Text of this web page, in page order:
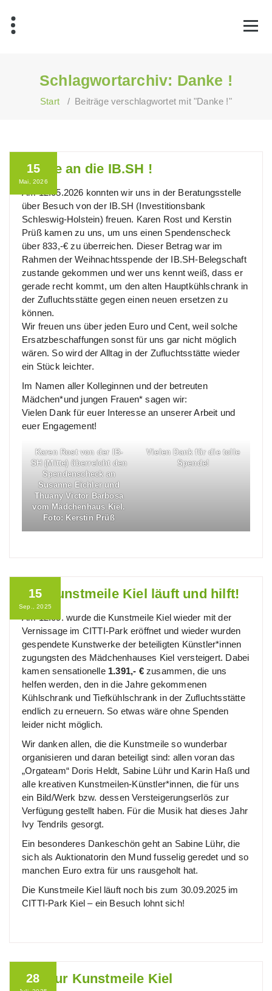
Inhalt
springen
Schlagwortarchiv: Danke !
Start / Beiträge verschlagwortet mit "Danke !"
15
Mai, 2026
Danke an die IB.SH !
Am 12.05.2026 konnten wir uns in der Beratungsstelle
über Besuch von der IB.SH (Investitionsbank
Schleswig-Holstein) freuen. Karen Rost und Kerstin
Prüß kamen zu uns, um uns einen Spendenscheck
über 833,-€ zu überreichen. Dieser Betrag war im
Rahmen der Weihnachtsspende der IB.SH-Belegschaft
zustande gekommen und wer uns kennt weiß, dass er
gerade recht kommt, um den alten Hauptkühlschrank in
der Zufluchtsstätte gegen einen neuen ersetzen zu
können.
Wir freuen uns über jeden Euro und Cent, weil solche
Ersatzbeschaffungen sonst für uns gar nicht möglich
wären. So wird der Alltag in der Zufluchtsstätte wieder
ein Stück leichter.
Im Namen aller Kolleginnen und der betreuten
Mädchen*und jungen Frauen* sagen wir:
Vielen Dank für euer Interesse an unserer Arbeit und
euer Engagement!
Karen Rost von der IB-
SH (Mitte) überreicht den
Spendenscheck an
Susanne Eichler und
Thuany Victor Barbosa
vom Mädchenhaus Kiel.
Foto: Kerstin Prüß
Vielen Dank für die tolle
Spende!
15
Sep., 2025
Die Kunstmeile Kiel läuft und hilft!
Am 12.09. wurde die Kunstmeile Kiel wieder mit der
Vernissage im CITTI-Park eröffnet und wieder wurden
gespendete Kunstwerke der beteiligten Künstler*innen
zugungsten des Mädchenhauses Kiel versteigert. Dabei
kamen sensationelle 1.391,- €zusammen, die uns
helfen werden, den in die Jahre gekommenen
Kühlschrank und Tiefkühlschrank in der Zufluchtsstätte
endlich zu erneuern. So etwas wäre ohne Spenden
leider nicht möglich.
Wir danken allen, die die Kunstmeile so wunderbar
organisieren und daran beteiligt sind: allen voran das
„Orgateam“ Doris Heldt, Sabine Lühr und Karin Haß und
alle kreativen Kunstmeilen-Künstler*innen, die für uns
ein Bild/Werk bzw. dessen Versteigerungserlös zur
Verfügung gestellt haben. Für die Musik hat dieses Jahr
Ivy Tendrils gesorgt.
Ein besonderes Dankeschön geht an Sabine Lühr, die
sich als Auktionatorin den Mund fusselig geredet und so
manchen Euro extra für uns rausgeholt hat.
Die Kunstmeile Kiel läuft noch bis zum 30.09.2025 im
CITTI-Park Kiel – ein Besuch lohnt sich!
28
Auf zur Kunstmeile Kiel